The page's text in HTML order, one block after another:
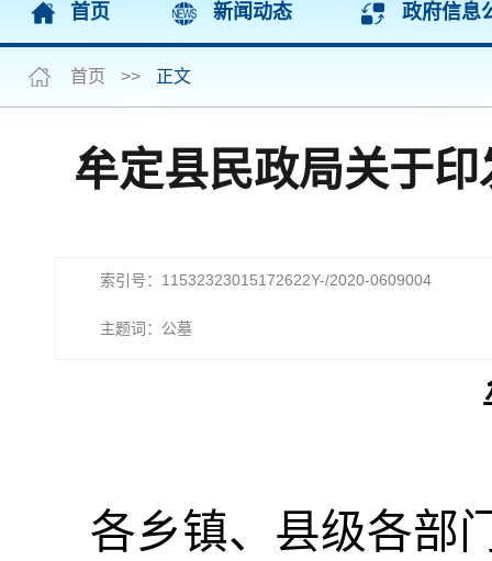
首页 新闻动态 政府信息
首页 >> 正文
牟定县民政局关于
索引号：11532323015172622Y-/2020-0609004
主题词：公墓
各乡镇、县级各部